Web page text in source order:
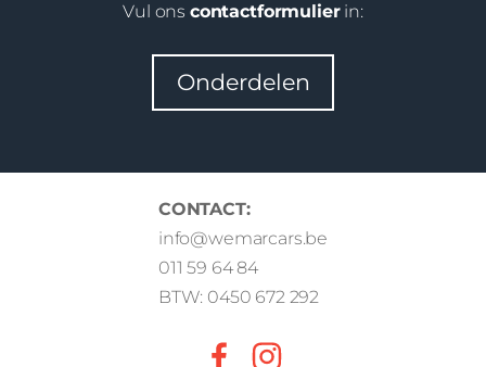
Vul ons contactformulierin:
Onderdelen
CONTACT:
info@wemarcars.be
011 59 64 84
BTW: 0450 672 292